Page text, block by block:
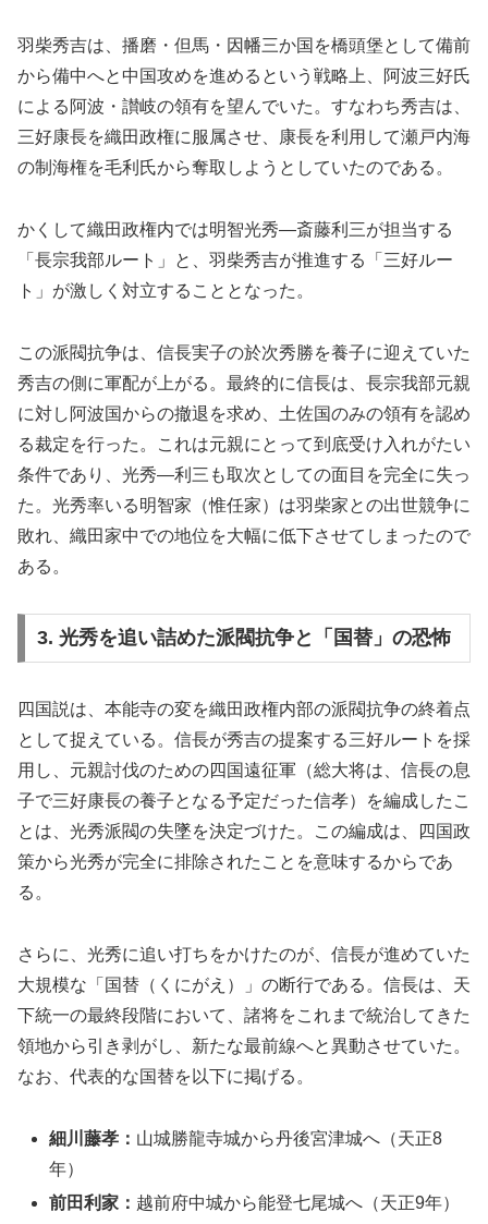
羽柴秀吉は、播磨・但馬・因幡三か国を橋頭堡として備前
から備中へと中国攻めを進めるという戦略上、阿波三好氏
による阿波・讃岐の領有を望んでいた。すなわち秀吉は、
三好康長を織田政権に服属させ、康長を利用して瀬戸内海
の制海権を毛利氏から奪取しようとしていたのである。
かくして織田政権内では明智光秀―斎藤利三が担当する
「長宗我部ルート」と、羽柴秀吉が推進する「三好ルー
ト」が激しく対立することとなった。
この派閥抗争は、信長実子の於次秀勝を養子に迎えていた
秀吉の側に軍配が上がる。最終的に信長は、長宗我部元親
に対し阿波国からの撤退を求め、土佐国のみの領有を認め
る裁定を行った。これは元親にとって到底受け入れがたい
条件であり、光秀―利三も取次としての面目を完全に失っ
た。光秀率いる明智家（惟任家）は羽柴家との出世競争に
敗れ、織田家中での地位を大幅に低下させてしまったので
ある。
3. 光秀を追い詰めた派閥抗争と「国替」の恐怖
四国説は、本能寺の変を織田政権内部の派閥抗争の終着点
として捉えている。信長が秀吉の提案する三好ルートを採
用し、元親討伐のための四国遠征軍（総大将は、信長の息
子で三好康長の養子となる予定だった信孝）を編成したこ
とは、光秀派閥の失墜を決定づけた。この編成は、四国政
策から光秀が完全に排除されたことを意味するからであ
る。
さらに、光秀に追い打ちをかけたのが、信長が進めていた
大規模な「国替（くにがえ）」の断行である。信長は、天
下統一の最終段階において、諸将をこれまで統治してきた
領地から引き剥がし、新たな最前線へと異動させていた。
なお、代表的な国替を以下に掲げる。
細川藤孝： 山城勝龍寺城から丹後宮津城へ（天正8
年）
前田利家： 越前府中城から能登七尾城へ（天正9年）